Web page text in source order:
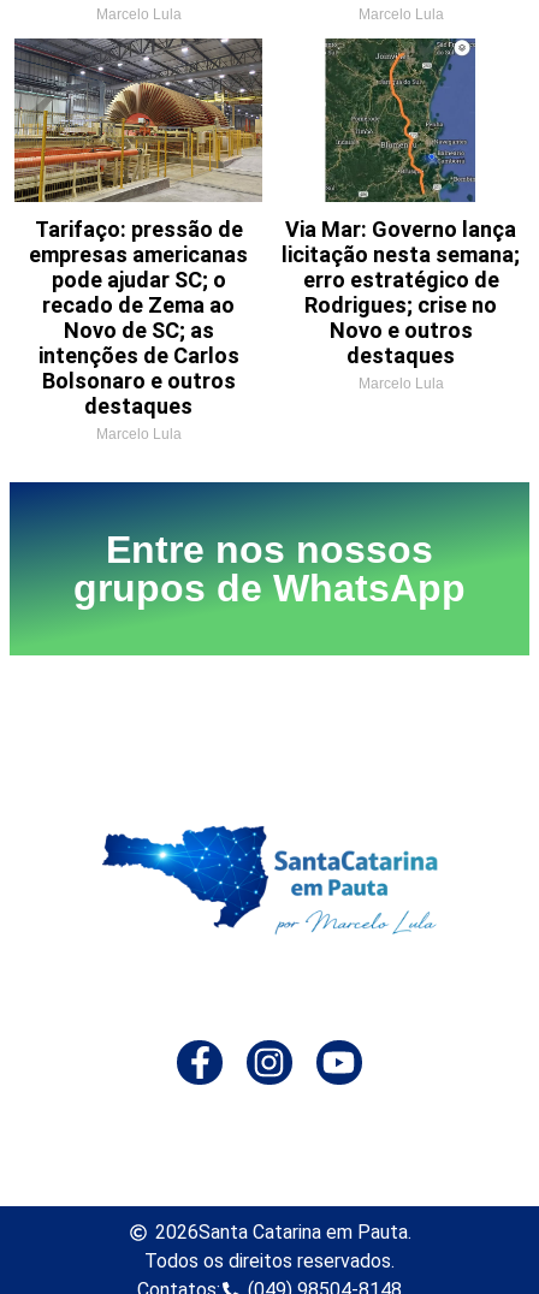
Marcelo Lula Marcelo Lula
Tarifaço: pressão de
empresas americanas
pode ajudar SC; o
recado de Zema ao
Novo de SC; as
intenções de Carlos
Bolsonaro e outros
destaques
Marcelo Lula
Via Mar: Governo lança
licitação nesta semana;
erro estratégico de
Rodrigues; crise no
Novo e outros
destaques
Marcelo Lula
Entre nos nossos
grupos de WhatsApp
2026Santa Catarina em Pauta.
Todos os direitos reservados.